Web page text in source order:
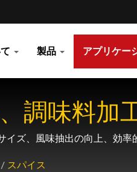
製品 アプリケー
調味料加
ズ、風味抽出の向上、効
/ スパイス